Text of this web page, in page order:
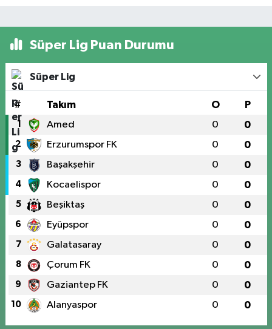
Süper Lig Puan Durumu
Süper Lig
# Takım O P
1 Amed 0 0
2 Erzurumspor FK 0 0
3 Başakşehir 0 0
4 Kocaelispor 0 0
5 Beşiktaş 0 0
6 Eyüpspor 0 0
7 Galatasaray 0 0
8 Çorum FK 0 0
9 Gaziantep FK 0 0
10 Alanyaspor 0 0